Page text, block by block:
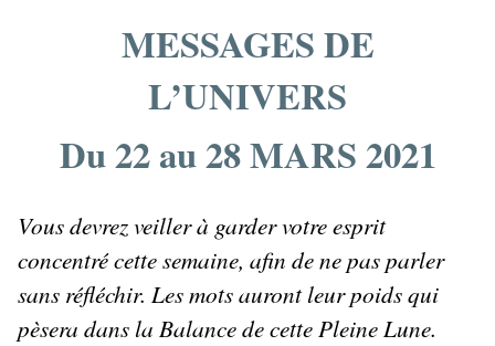
MESSAGES DE
L’UNIVERS
Du 22 au 28 MARS 2021
Vous devrez veiller à garder votre esprit
concentré cette semaine, afin de ne pas parler
sans réfléchir. Les mots auront leur poids qui
pèsera dans la Balance de cette Pleine Lune.